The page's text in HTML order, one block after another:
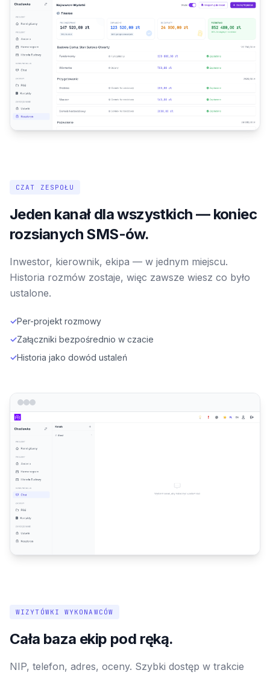
CZAT ZESPOŁU
Jeden kanał dla wszystkich — koniec
rozsianych SMS-ów.
Inwestor, kierownik, ekipa — w jednym miejscu.
Historia rozmów zostaje, więc zawsze wiesz co było
ustalone.
✓Per-projekt rozmowy
✓Załączniki bezpośrednio w czacie
✓Historia jako dowód ustaleń
WIZYTÓWKI WYKONAWCÓW
Cała baza ekip pod ręką.
NIP, telefon, adres, oceny. Szybki dostęp w trakcie